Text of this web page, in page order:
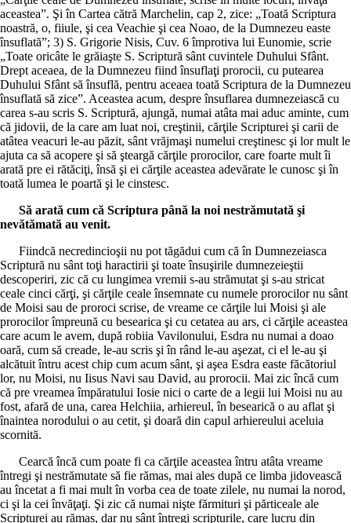
aceastea”. Şi în Cartea cătră Marchelin, cap 2, zice: „Toată Scriptura
noastră, o, fiiule, şi cea Veachie şi cea Noao, de la Dumnezeu easte
însuflată”; 3) S. Grigorie Nisis, Cuv. 6 împrotiva lui Eunomie, scrie
„Toate oricâte le grăiaşte S. Scriptură sânt cuvintele Duhului Sfânt.
Drept aceaea, de la Dumnezeu fiind însuflaţi prorocii, cu putearea
Duhului Sfânt să însuflă, pentru aceaea toată Scriptura de la Dumnezeu
însuflată să zice”. Aceastea acum, despre însuflarea dumnezeiască cu
carea s-au scris S. Scriptură, ajungă, numai atâta mai aduc aminte, cum
că jidovii, de la care am luat noi, creştinii, cărţile Scripturei şi carii de
atâtea veacuri le-au păzit, sânt vrăjmaşi numelui creştinesc şi lor mult le
ajuta ca să acopere şi să şteargă cărţile prorocilor, care foarte mult îi
arată pre ei rătăciţi, însă şi ei cărţile aceastea adevărate le cunosc şi în
toată lumea le poartă şi le cinstesc.
Să arată cum că Scriptura până la noi nestrămutată şi
nevătămată au venit.
Fiindcă necredincioşii nu pot tăgădui cum că în Dumnezeiasca
Scriptură nu sânt toţi haractirii şi toate însuşirile dumnezeieştii
descoperiri, zic că cu lungimea vremii s-au strămutat şi s-au stricat
ceale cinci cărţi, şi cărţile ceale însemnate cu numele prorocilor nu sânt
de Moisi sau de proroci scrise, de vreame ce cărţile lui Moisi şi ale
prorocilor împreună cu besearica şi cu cetatea au ars, ci cărţile aceastea
care acum le avem, după robiia Vavilonului, Esdra nu numai a doao
oară, cum să creade, le-au scris şi în rând le-au aşezat, ci el le-au şi
alcătuit întru acest chip cum acum sânt, şi aşea Esdra easte făcătoriul
lor, nu Moisi, nu Iisus Navi sau David, au prorocii. Mai zic încă cum
că pre vreamea împăratului Iosie nici o carte de a legii lui Moisi nu au
fost, afară de una, carea Helchiia, arhiereul, în besearică o au aflat şi
înaintea norodului o au cetit, şi doară din capul arhiereului aceluia
scornită.
Cearcă încă cum poate fi ca cărţile aceastea întru atâta vreame
întregi şi nestrămutate să fie rămas, mai ales după ce limba jidovească
au încetat a fi mai mult în vorba cea de toate zilele, nu numai la norod,
ci şi la cei învăţaţi. Şi zic că numai nişte fărmituri şi părticeale ale
Scripturei au rămas, dar nu sânt întregi scripturile, care lucru din